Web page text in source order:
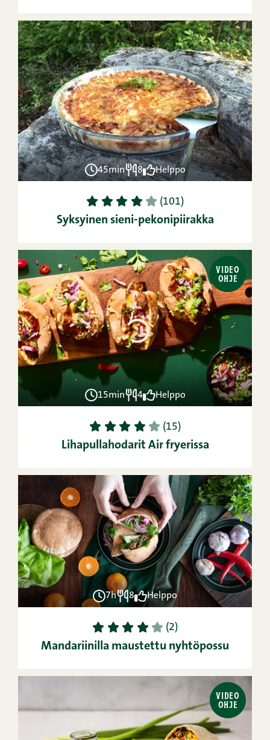
45min 8 Helppo
1 2 3 4 5 (101)
Syksyinen sieni-pekonipiirakka
VIDEO
OHJE
15min 4 Helppo
1 2 3 4 5 (15)
Lihapullahodarit Air fryerissa
7h 8 Helppo
1 2 3 4 5 (2)
Mandariinilla maustettu nyhtöpossu
VIDEO
OHJE